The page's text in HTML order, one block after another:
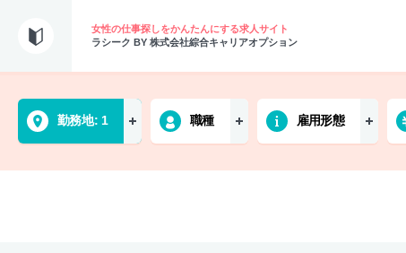
女性の仕事探しをかんたんにする求人サイト
ラシーク BY 株式会社綜合キャリアオプション
勤務地 1 職種 雇用形態